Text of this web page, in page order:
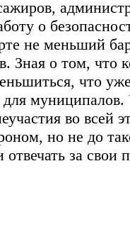
о
не меньший
Зная о том,
что
для
во всей
но не до
за свои